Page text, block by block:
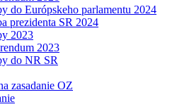
do Európskeho parlamentu 2024
prezidenta SR 2024
2023
2023
do NR SR
zasadanie OZ